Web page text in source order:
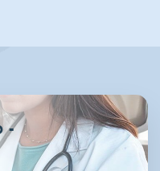
-